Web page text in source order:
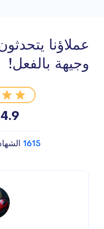
عملاؤنا
وجيهة بالفعل!
4.9
1615